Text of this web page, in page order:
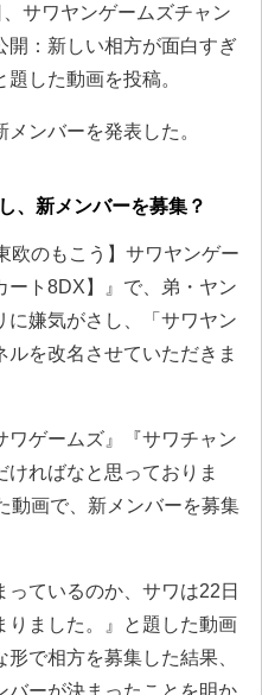
サワヤンゲームズチャン
開：新しい相方が面白すぎ
した動画を投稿。
ンバーを発表した。
、新メンバーを募集？
欧のもこう】サワヤンゲー
ート8DX】』で、弟・ヤン
に嫌気がさし、「サワヤン
を改名させていただきま
ワゲームズ』『サワチャン
ればなと思っておりま
動画で、新メンバーを募集
っているのか、サワは22日
りました。』と題した動画
で相方を募集した結果、